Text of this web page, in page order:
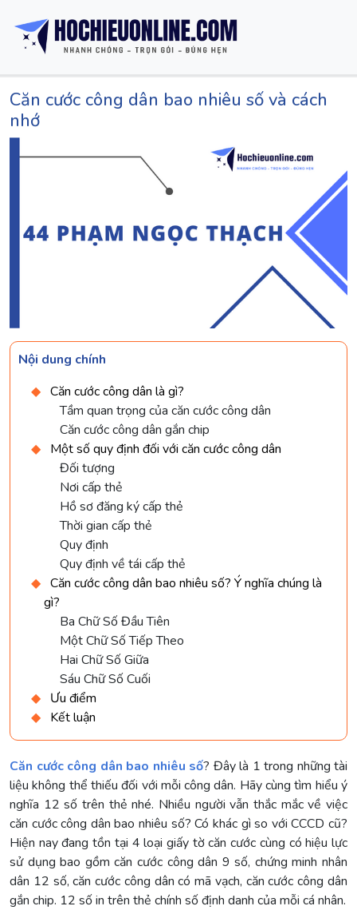
Căn cước công dân bao nhiêu số và cách
nhớ
Nội dung chính
Căn cước công dân là gì?
Tầm quan trọng của căn cước công dân
Căn cước công dân gắn chip
Một số quy định đối với căn cước công dân
Đối tượng
Nơi cấp thẻ
Hồ sơ đăng ký cấp thẻ
Thời gian cấp thẻ
Quy định
Quy định về tái cấp thẻ
Căn cước công dân bao nhiêu số? Ý nghĩa chúng là
gì?
Ba Chữ Số Đầu Tiên
Một Chữ Số Tiếp Theo
Hai Chữ Số Giữa
Sáu Chữ Số Cuối
Ưu điểm
Kết luận
Căn cước công dân bao nhiêu số? Đây là 1 trong những tài
liệu không thể thiếu đối với mỗi công dân. Hãy cùng tìm hiểu ý
nghĩa 12 số trên thẻ nhé. Nhiều người vẫn thắc mắc về việc
căn cước công dân bao nhiêu số? Có khác gì so với CCCD cũ?
Hiện nay đang tồn tại 4 loại giấy tờ căn cước cùng có hiệu lực
sử dụng bao gồm căn cước công dân 9 số, chứng minh nhân
dân 12 số, căn cước công dân có mã vạch, căn cước công dân
gắn chip. 12 số in trên thẻ chính số định danh của mỗi cá nhân.